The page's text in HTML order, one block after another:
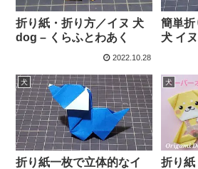
折り紙・折り方／イヌ 犬
dog – くらふとわあく
2022.10.28
簡単折
犬 イ
犬
折り紙一枚で立体的なイ
犬
折り紙